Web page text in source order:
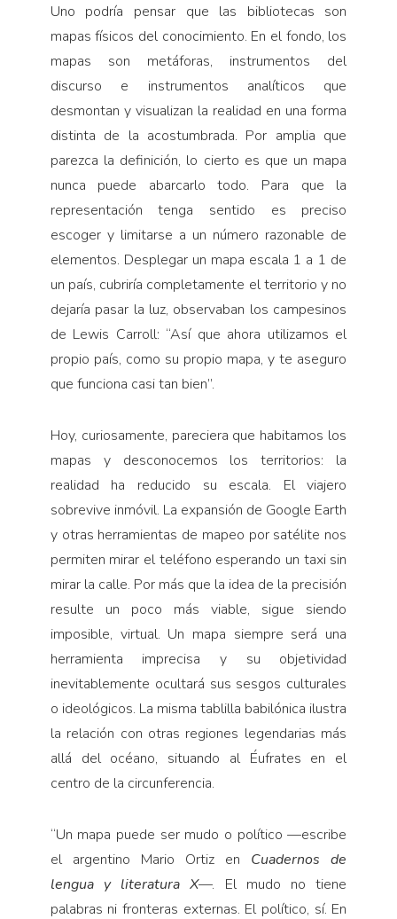
Uno podría pensar que las bibliotecas son
mapas físicos del conocimiento. En el fondo, los
mapas son metáforas, instrumentos del
discurso e instrumentos analíticos que
desmontan y visualizan la realidad en una forma
distinta de la acostumbrada. Por amplia que
parezca la definición, lo cierto es que un mapa
nunca puede abarcarlo todo. Para que la
representación tenga sentido es preciso
escoger y limitarse a un número razonable de
elementos. Desplegar un mapa escala 1 a 1 de
un país, cubriría completamente el territorio y no
dejaría pasar la luz, observaban los campesinos
de Lewis Carroll: “Así que ahora utilizamos el
propio país, como su propio mapa, y te aseguro
que funciona casi tan bien”.
Hoy, curiosamente, pareciera que habitamos los
mapas y desconocemos los territorios: la
realidad ha reducido su escala. El viajero
sobrevive inmóvil. La expansión de Google Earth
y otras herramientas de mapeo por satélite nos
permiten mirar el teléfono esperando un taxi sin
mirar la calle. Por más que la idea de la precisión
resulte un poco más viable, sigue siendo
imposible, virtual. Un mapa siempre será una
herramienta imprecisa y su objetividad
inevitablemente ocultará sus sesgos culturales
o ideológicos. La misma tablilla babilónica ilustra
la relación con otras regiones legendarias más
allá del océano, situando al Éufrates en el
centro de la circunferencia.
“Un mapa puede ser mudo o político —escribe
el argentino Mario Ortiz en Cuadernos de
lengua y literatura X—. El mudo no tiene
palabras ni fronteras externas. El político, sí. En